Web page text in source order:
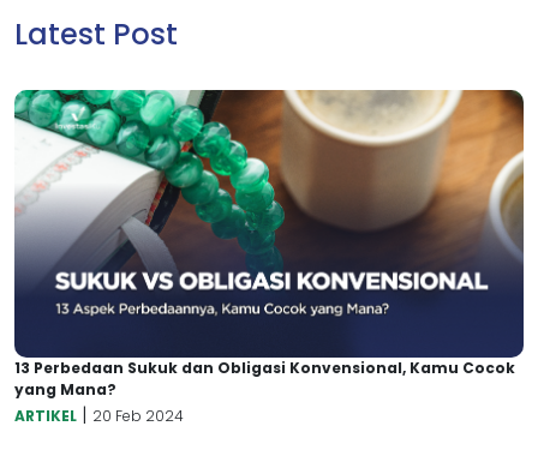
Latest Post
13 Perbedaan Sukuk dan Obligasi Konvensional, Kamu Cocok
yang Mana?
ARTIKEL | 20 Feb 2024